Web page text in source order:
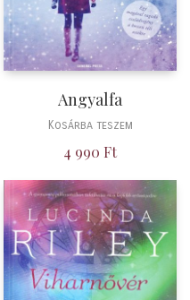
Angyalfa
Kosárba teszem
4 990 Ft